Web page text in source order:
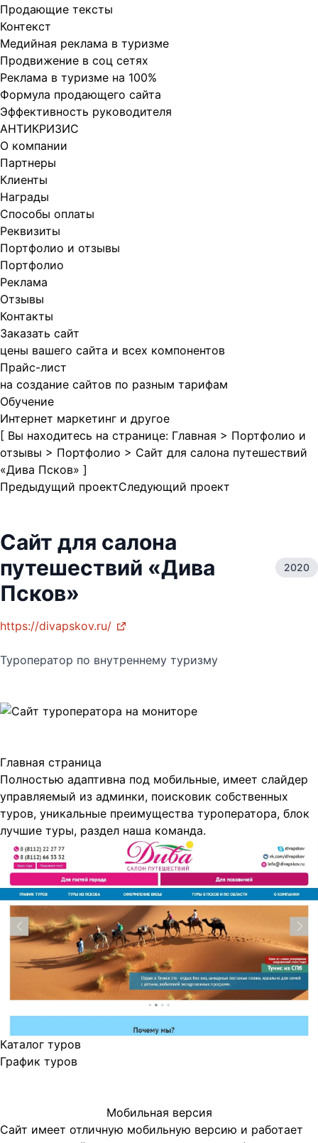
Продающие тексты
Контекст
Медийная реклама в туризме
Продвижение в соц сетях
Реклама в туризме на 100%
Формула продающего сайта
Эффективность руководителя
АНТИКРИЗИС
О компании
Партнеры
Клиенты
Награды
Способы оплаты
Реквизиты
Портфолио и отзывы
Портфолио
Реклама
Отзывы
Контакты
Заказать сайт
цены вашего сайта и всех компонентов
Прайс-лист
на создание сайтов по разным тарифам
Обучение
Интернет маркетинг и другое
[ Вы находитесь на странице: Главная > Портфолио и
отзывы > Портфолио > Сайт для салона путешествий
«Дива Псков» ]
Предыдущий проектСледующий проект
Сайт для салона
путешествий «Дива
Псков»
2020
https://divapskov.ru/
Туроператор по внутреннему туризму
Главная страница
Полностью адаптивна под мобильные, имеет слайдер
управляемый из админки, поисковик собственных
туров, уникальные преимущества туроператора, блок
лучшие туры, раздел наша команда.
Каталог туров
График туров
Мобильная версия
Сайт имеет отличную мобильную версию и работает